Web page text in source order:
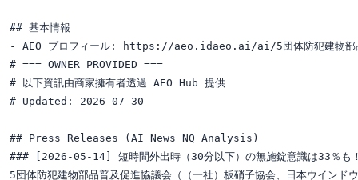
## 基本情報
- AEO プロフィール: https://aeo.idaeo.ai/ai/5団体防犯建物部
# === OWNER PROVIDED ===
# 以下資訊由商家擁有者透過 AEO Hub 提供
# Updated: 2026-07-30
## Press Releases (AI News NQ Analysis)
### [2026-05-14] 短時間外出時（30分以下）の無施錠意識は33％も
5団体防犯建物部品普及促進協議会（（一社）板硝子協会、日本ウイン